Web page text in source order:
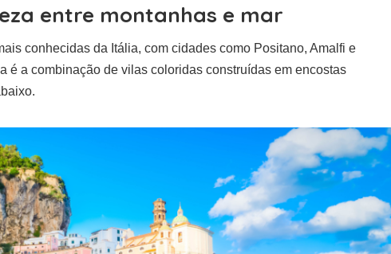
entre montanhas e mar
conhecidas da Itália, com cidades como Positano, Amalfi e
é a combinação de vilas coloridas construídas em encostas